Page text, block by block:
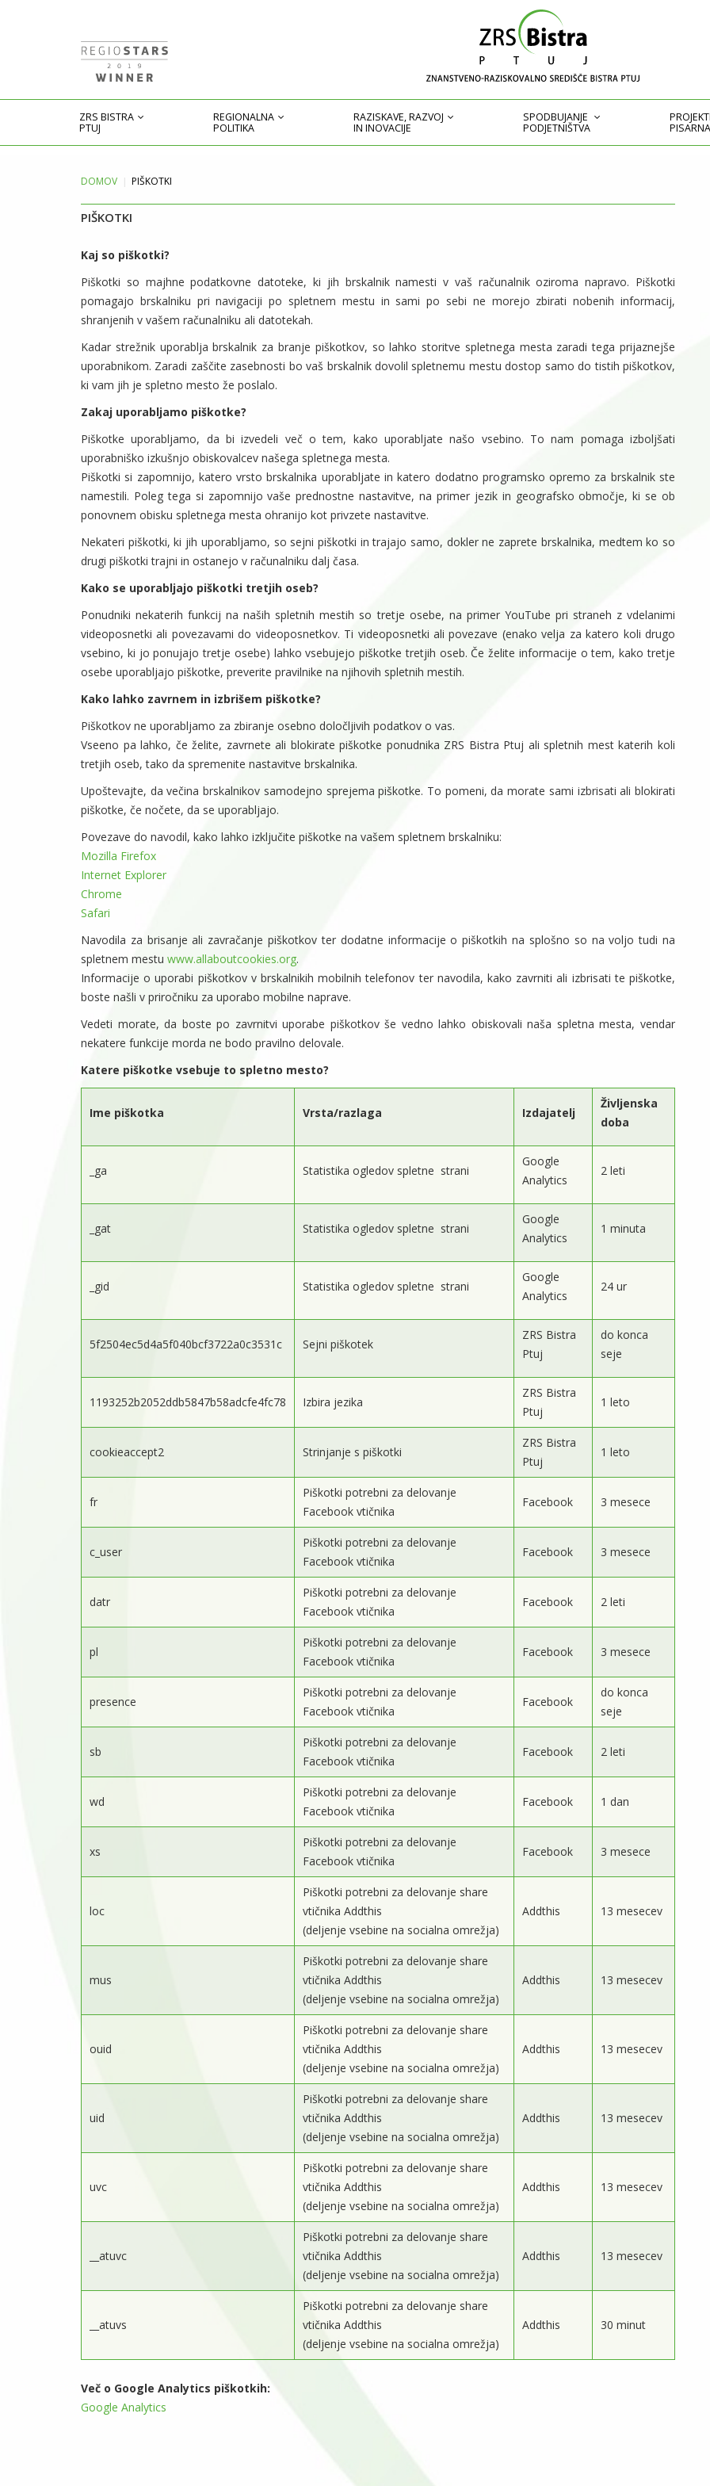
ZRS BISTRA
PTUJ
REGIONALNA
POLITIKA
RAZISKAVE, RAZVOJ
IN INOVACIJE
SPODBUJANJE
PODJETNIŠTVA
PISARNA
DOMOV PIŠKOTKI
PIŠKOTKI
Kaj so piškotki?
Piškotki so majhne podatkovne datoteke, ki jih brskalnik namesti v vaš računalnik oziroma napravo. Piškotki
pomagajo brskalniku pri navigaciji po spletnem mestu in sami po sebi ne morejo zbirati nobenih informacij,
shranjenih v vašem računalniku ali datotekah.
Kadar strežnik uporablja brskalnik za branje piškotkov, so lahko storitve spletnega mesta zaradi tega prijaznejše
uporabnikom. Zaradi zaščite zasebnosti bo vaš brskalnik dovolil spletnemu mestu dostop samo do tistih piškotkov,
ki vam jih je spletno mesto že poslalo.
Zakaj uporabljamo piškotke?
Piškotke uporabljamo, da bi izvedeli več o tem, kako uporabljate našo vsebino. To nam pomaga izboljšati
uporabniško izkušnjo obiskovalcev našega spletnega mesta.
Piškotki si zapomnijo, katero vrsto brskalnika uporabljate in katero dodatno programsko opremo za brskalnik ste
namestili. Poleg tega si zapomnijo vaše prednostne nastavitve, na primer jezik in geografsko območje, ki se ob
ponovnem obisku spletnega mesta ohranijo kot privzete nastavitve.
Nekateri piškotki, ki jih uporabljamo, so sejni piškotki in trajajo samo, dokler ne zaprete brskalnika, medtem ko so
drugi piškotki trajni in ostanejo v računalniku dalj časa.
Kako se uporabljajo piškotki tretjih oseb?
Ponudniki nekaterih funkcij na naših spletnih mestih so tretje osebe, na primer YouTube pri straneh z vdelanimi
videoposnetki ali povezavami do videoposnetkov. Ti videoposnetki ali povezave (enako velja za katero koli drugo
vsebino, ki jo ponujajo tretje osebe) lahko vsebujejo piškotke tretjih oseb. Če želite informacije o tem, kako tretje
osebe uporabljajo piškotke, preverite pravilnike na njihovih spletnih mestih.
Kako lahko zavrnem in izbrišem piškotke?
Piškotkov ne uporabljamo za zbiranje osebno določljivih podatkov o vas.
Vseeno pa lahko, če želite, zavrnete ali blokirate piškotke ponudnika ZRS Bistra Ptuj ali spletnih mest katerih koli
tretjih oseb, tako da spremenite nastavitve brskalnika.
Upoštevajte, da večina brskalnikov samodejno sprejema piškotke. To pomeni, da morate sami izbrisati ali blokirati
piškotke, če nočete, da se uporabljajo.
Povezave do navodil, kako lahko izključite piškotke na vašem spletnem brskalniku:
Mozilla Firefox
Internet Explorer
Chrome
Safari
Navodila za brisanje ali zavračanje piškotkov ter dodatne informacije o piškotkih na splošno so na voljo tudi na
spletnem mestu www.allaboutcookies.org.
Informacije o uporabi piškotkov v brskalnikih mobilnih telefonov ter navodila, kako zavrniti ali izbrisati te piškotke,
boste našli v priročniku za uporabo mobilne naprave.
Vedeti morate, da boste po zavrnitvi uporabe piškotkov še vedno lahko obiskovali naša spletna mesta, vendar
nekatere funkcije morda ne bodo pravilno delovale.
Katere piškotke vsebuje to spletno mesto?
Ime piškotka Vrsta/razlaga Izdajatelj
Življenska
doba
_ga Statistika ogledov spletne strani
Google
Analytics
2 leti
_gat Statistika ogledov spletne strani
Google
Analytics
1 minuta
_gid Statistika ogledov spletne strani
Google
Analytics
24 ur
5f2504ec5d4a5f040bcf3722a0c3531c Sejni piškotek
ZRS Bistra
Ptuj
do konca
seje
1193252b2052ddb5847b58adcfe4fc78 Izbira jezika
ZRS Bistra
Ptuj
1 leto
cookieaccept2 Strinjanje s piškotki
ZRS Bistra
Ptuj
1 leto
fr
Piškotki potrebni za delovanje
Facebook vtičnika
Facebook 3 mesece
c_user
Piškotki potrebni za delovanje
Facebook vtičnika
Facebook 3 mesece
datr
Piškotki potrebni za delovanje
Facebook vtičnika
Facebook 2 leti
pl
Piškotki potrebni za delovanje
Facebook vtičnika
Facebook 3 mesece
presence
Piškotki potrebni za delovanje
Facebook vtičnika
Facebook
do konca
seje
sb
Piškotki potrebni za delovanje
Facebook vtičnika
Facebook 2 leti
wd
Piškotki potrebni za delovanje
Facebook vtičnika
Facebook 1 dan
xs
Piškotki potrebni za delovanje
Facebook vtičnika
Facebook 3 mesece
loc
Piškotki potrebni za delovanje share
vtičnika Addthis
(deljenje vsebine na socialna omrežja)
Addthis 13 mesecev
mus
Piškotki potrebni za delovanje share
vtičnika Addthis
(deljenje vsebine na socialna omrežja)
Addthis 13 mesecev
ouid
Piškotki potrebni za delovanje share
vtičnika Addthis
(deljenje vsebine na socialna omrežja)
Addthis 13 mesecev
uid
Piškotki potrebni za delovanje share
vtičnika Addthis
(deljenje vsebine na socialna omrežja)
Addthis 13 mesecev
uvc
Piškotki potrebni za delovanje share
vtičnika Addthis
(deljenje vsebine na socialna omrežja)
Addthis 13 mesecev
__atuvc
Piškotki potrebni za delovanje share
vtičnika Addthis
(deljenje vsebine na socialna omrežja)
Addthis 13 mesecev
__atuvs
Piškotki potrebni za delovanje share
vtičnika Addthis
(deljenje vsebine na socialna omrežja)
Addthis 30 minut
Več o Google Analytics piškotkih:
Google Analytics